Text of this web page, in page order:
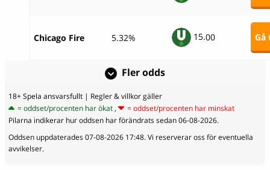
Chicago Fire 5.32% 15.00 Gå
Fler odds
18+ Spela ansvarsfullt| Regler & villkor gäller
= oddset/procenten har ökat,
= oddset/procenten har minskat
Pilarna indikerar hur oddsen har förändrats sedan 06-08-2026.
Oddsen uppdaterades 07-08-2026 17:48. Vi reserverar oss för eventuella
avvikelser.